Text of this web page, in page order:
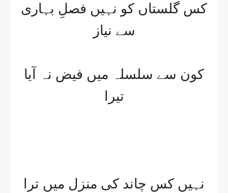
کس گلستاں کو نہیں فصلِ بہاری
سے نیاز
کون سے سلسلہ میں فیض نہ آیا
تیرا
نہیں کس چاند کی منزل میں ترا